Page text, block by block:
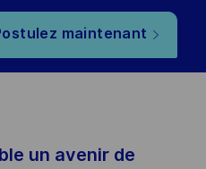
maintenant
un avenir de